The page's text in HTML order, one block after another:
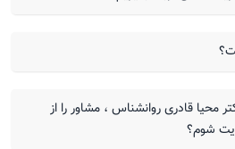
محیا قادری روانشناس ، مشاور را از